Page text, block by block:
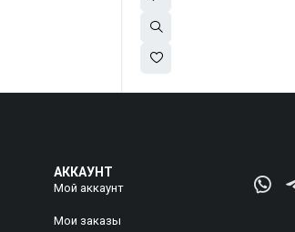
АККАУНТ
Мой аккаунт
Mои заказы